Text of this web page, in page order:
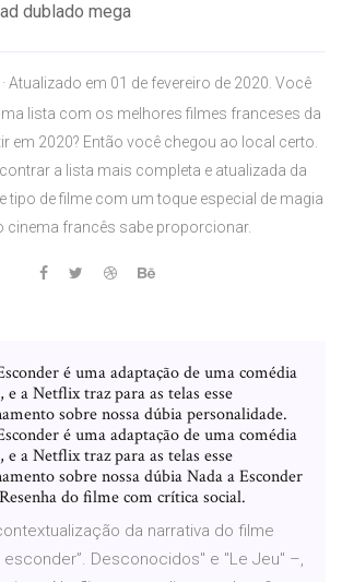
dublado mega
Atualizado em 01 de fevereiro de 2020. Você
lista com os melhores filmes franceses da
em 2020? Então você chegou ao local certo.
a lista mais completa e atualizada da
tipo de filme com um toque especial de magia
cinema francês sabe proporcionar.
é uma adaptação de uma comédia
e a Netflix traz para as telas esse
sobre nossa dúbia personalidade.
é uma adaptação de uma comédia
e a Netflix traz para as telas esse
sobre nossa dúbia Nada a Esconder
do filme com crítica social.
da narrativa do filme
esconder”. Desconocidos" e "Le Jeu" –,